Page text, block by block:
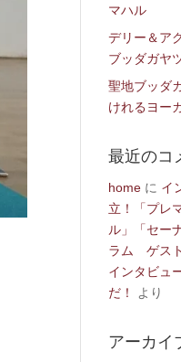
マハル
デリー＆ア
ブッダガヤ
聖地ブッダ
けれるヨー
最近のコ
home に イ
立！「プレ
ル」「セー
ラム ゲス
インタビュ
だ！
より
アーカイ